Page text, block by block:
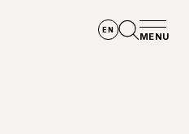
EN
MENU